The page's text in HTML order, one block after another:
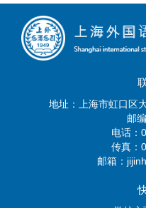
地址：上海市虹口区
邮
电话：
传真：
邮箱：